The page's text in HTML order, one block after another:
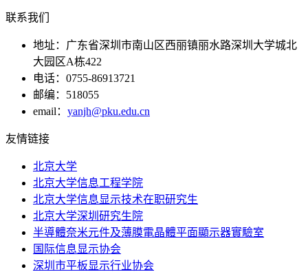
联系我们
地址：广东省深圳市南山区西丽镇丽水路深圳大学城北
大园区A栋422
电话：0755-86913721
邮编：518055
email： yanjh@pku.edu.cn
友情链接
北京大学
北京大学信息工程学院
北京大学信息显示技术在职研究生
北京大学深圳研究生院
半導體奈米元件及薄膜電晶體平面顯示器實驗室
国际信息显示协会
深圳市平板显示行业协会